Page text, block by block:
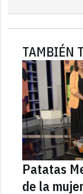
TAMBIÉN
Patatas
de la